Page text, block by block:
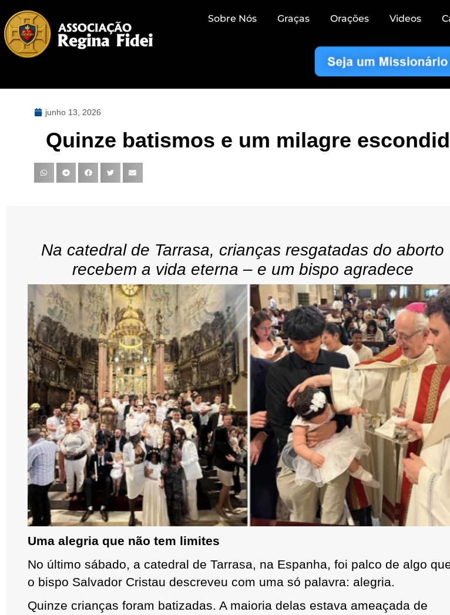
Sobre Nós Graças Orações Videos
junho 13, 2026
Quinze batismos e um milagre
Na catedral de Tarrasa, crianças resgatadas do aborto
recebem a vida eterna – e um bispo agradece
Uma alegria que não tem limites
No último sábado, a catedral de Tarrasa, na Espanha, foi palco de algo
o bispo Salvador Cristau descreveu com uma só palavra: alegria.
Quinze crianças foram batizadas. A maioria delas estava ameaçada de